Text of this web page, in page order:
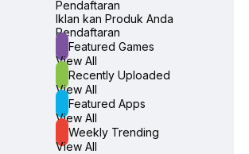
Pendaftaran
Iklan kan Produk Anda
Pendaftaran
Featured Games
View All
Recently Uploaded
View All
Featured Apps
View All
Weekly Trending
View All